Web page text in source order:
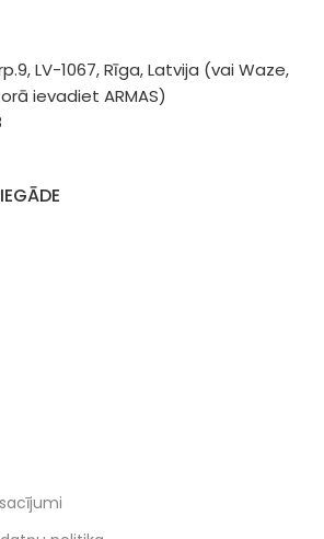
LV-1067, Rīga, Latvija (vai Waze,
ievadiet ARMAS)